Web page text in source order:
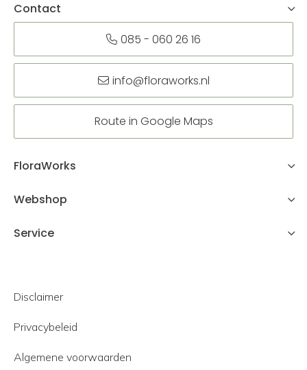
Contact
085 - 060 26 16
info@floraworks.nl
Route in Google Maps
FloraWorks
Webshop
Service
Disclaimer
Privacybeleid
Algemene voorwaarden